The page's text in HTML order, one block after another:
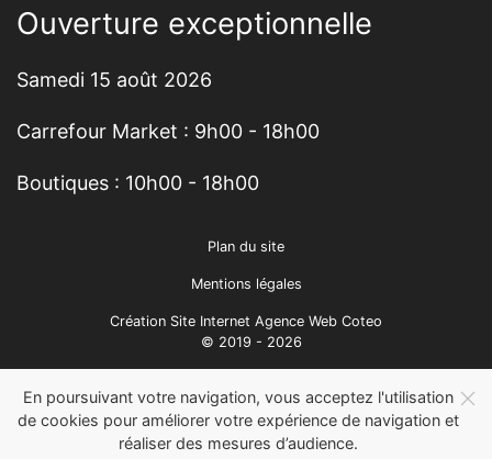
Ouverture exceptionnelle
Samedi 15 août 2026
Carrefour Market : 9h00 - 18h00
Boutiques : 10h00 - 18h00
Plan du site
Mentions légales
Création Site Internet Agence Web Coteo
© 2019 - 2026
En poursuivant votre navigation, vous acceptez l'utilisation
de cookies pour améliorer votre expérience de navigation et
réaliser des mesures d’audience.